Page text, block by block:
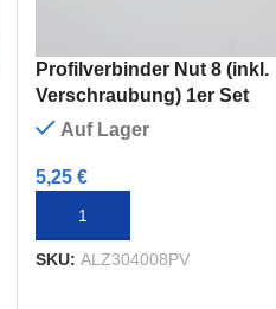
Profilverbinder Nut 8 (inkl.
Verschraubung) 1er Set
Auf Lager
5,25 €
IN DEN WARENKORB
SKU: ALZ304008PV